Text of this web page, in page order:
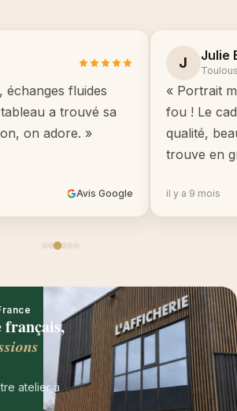
échanges fluides
a trouvé sa
on adore. »
Avis Google
J Julie
« Portrait
fou ! Le
qualité,
trouve en
il y a 9 mois
français,
atelier à